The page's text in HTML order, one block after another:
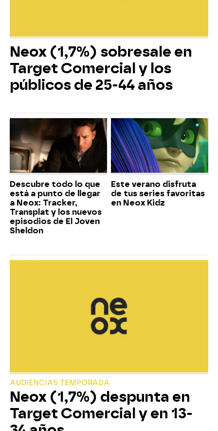
Neox (1,7%) sobresale en
Target Comercial y los
públicos de 25-44 años
Descubre todo lo que
está a punto de llegar
a Neox: Tracker,
Transplat y los nuevos
episodios de El Joven
Sheldon
Este verano disfruta
de tus series favoritas
en Neox Kidz
AUDIENCIAS TEMPORADA
Neox (1,7%) despunta en
Target Comercial y en 13-